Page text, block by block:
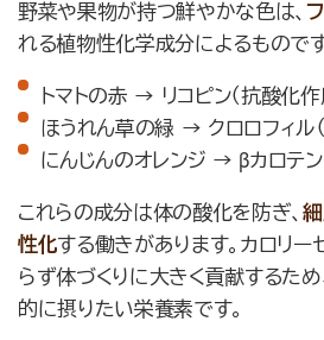
野菜や果物が持つ鮮やかな色は、
れる植物性化学成分によるものです
トマトの赤 → リコピン（抗酸化作
ほうれん草の緑 → クロロフィル（
にんじんのオレンジ → βカロテン
これらの成分は体の酸化を防ぎ、
性化する働きがあります。カロリ
らず体づくりに大きく貢献するため
的に摂りたい栄養素です。